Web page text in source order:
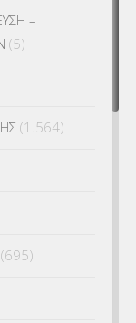
–
(5)
(1.564)
(695)